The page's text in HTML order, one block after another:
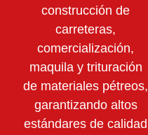
construcción de
carreteras,
comercialización,
maquila y trituración
de materiales pétreos,
garantizando altos
estándares de calidad